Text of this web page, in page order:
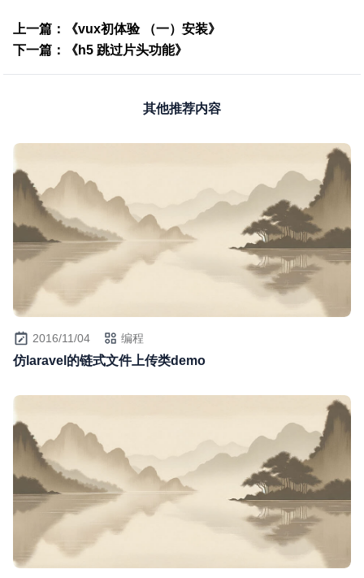
上一篇：《vux初体验 （一）安装》
下一篇：《h5 跳过片头功能》
其他推荐内容
2016/11/04 编程
仿laravel的链式文件上传类demo